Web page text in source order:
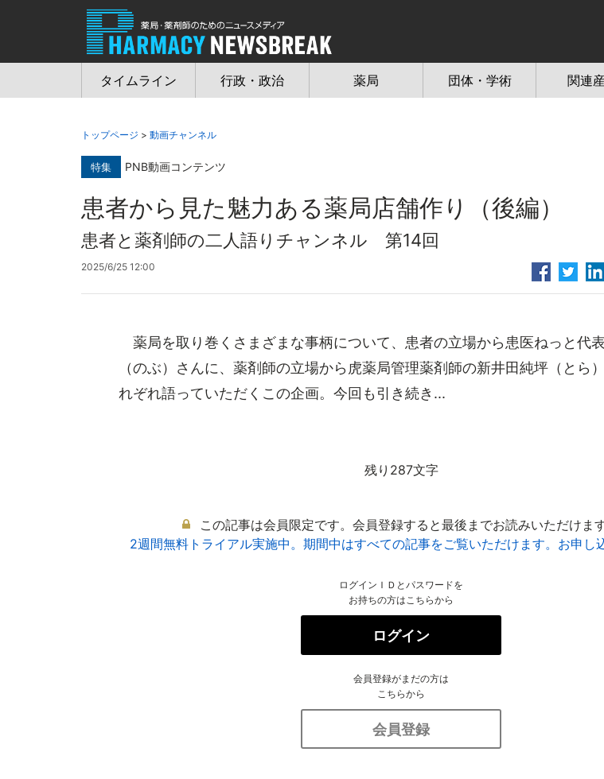
タイムライン 行政・政治 薬局 団体・学術 関連
トップページ > 動画チャンネル
特集 PNB動画コンテンツ
患者から見た魅力ある薬局店舗作り（後編）
患者と薬剤師の二人語りチャンネル 第14回
2025/6/25 12:00
薬局を取り巻くさまざまな事柄について、患者の立場から患医ねっと代
（のぶ）さんに、薬剤師の立場から虎薬局管理薬剤師の新井田純坪（とら
れぞれ語っていただくこの企画。今回も引き続き...
残り287文字
この記事は会員限定です。会員登録すると最後までお読みいただけます
2週間無料トライアル実施中。期間中はすべての記事をご覧いただけます。お申し
ログインＩＤとパスワードを
お持ちの方はこちらから
ログイン
会員登録がまだの方は
こちらから
会員登録